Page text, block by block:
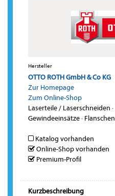
Hersteller
OTTO ROTH GmbH & Co KG
Zur Homepage
Zum Online-Shop
Laserteile / Laserschneiden ·
Gewindeeinsätze· Flanschen
Katalog vorhanden
Online-Shop vorhanden
Premium-Profil
Kurzbeschreibung